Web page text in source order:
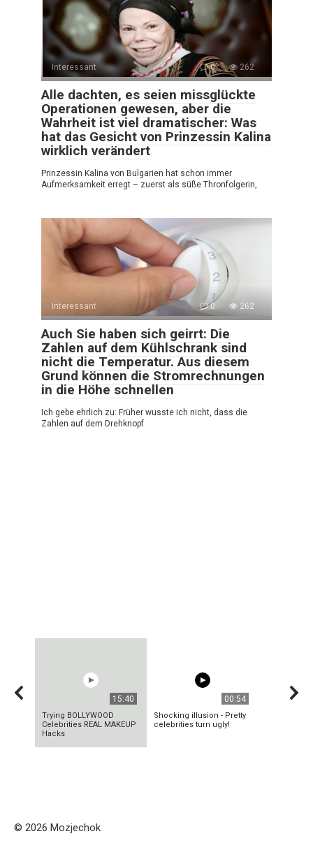
Interessant 0 262
Alle dachten, es seien missglückte
Operationen gewesen, aber die
Wahrheit ist viel dramatischer: Was
hat das Gesicht von Prinzessin Kalina
wirklich verändert
Prinzessin Kalina von Bulgarien hat schon immer
Aufmerksamkeit erregt – zuerst als süße Thronfolgerin,
Interessant 0 262
Auch Sie haben sich geirrt: Die
Zahlen auf dem Kühlschrank sind
nicht die Temperatur. Aus diesem
Grund können die Stromrechnungen
in die Höhe schnellen
Ich gebe ehrlich zu: Früher wusste ich nicht, dass die
Zahlen auf dem Drehknopf
15:40
Trying BOLLYWOOD
Celebrities REAL MAKEUP
Hacks
00:54
Shocking illusion - Pretty
celebrities turn ugly!
© 2026 Mozjechok